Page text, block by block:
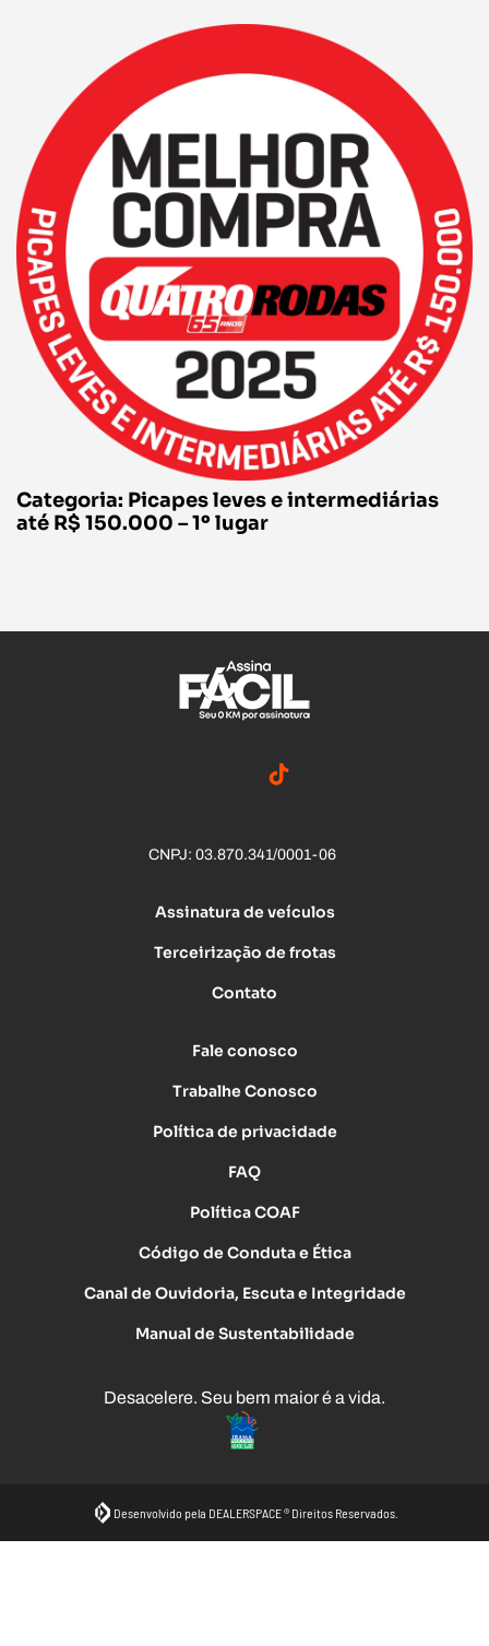
Categoria: Picapes leves e intermediárias
até R$ 150.000 – 1º lugar
CNPJ: 03.870.341/0001-06
Assinatura de veículos
Terceirização de frotas
Contato
Fale conosco
Trabalhe Conosco
Política de privacidade
FAQ
Política COAF
Código de Conduta e Ética
Canal de Ouvidoria, Escuta e Integridade
Manual de Sustentabilidade
Desacelere. Seu bem maior é a vida.
Desenvolvido pela DEALERSPACE ® Direitos Reservados.